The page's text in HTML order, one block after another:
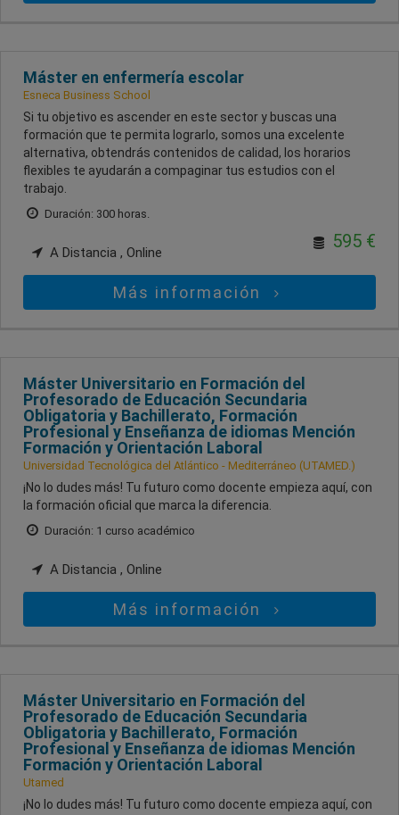
Máster en enfermería escolar
Esneca Business School
Si tu objetivo es ascender en este sector y buscas una
formación que te permita lograrlo, somos una excelente
alternativa, obtendrás contenidos de calidad, los horarios
flexibles te ayudarán a compaginar tus estudios con el
trabajo.
Duración: 300 horas.
A Distancia , Online
595 €
Más información
Máster Universitario en Formación del
Profesorado de Educación Secundaria
Obligatoria y Bachillerato, Formación
Profesional y Enseñanza de idiomas Mención
Formación y Orientación Laboral
Universidad Tecnológica del Atlántico - Mediterráneo (UTAMED.)
¡No lo dudes más! Tu futuro como docente empieza aquí, con
la formación oficial que marca la diferencia.
Duración: 1 curso académico
A Distancia , Online
Más información
Máster Universitario en Formación del
Profesorado de Educación Secundaria
Obligatoria y Bachillerato, Formación
Profesional y Enseñanza de idiomas Mención
Formación y Orientación Laboral
Utamed
¡No lo dudes más! Tu futuro como docente empieza aquí, con